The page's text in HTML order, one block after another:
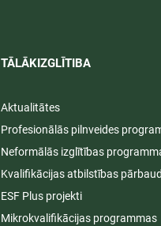
TĀLĀKIZGLĪTIBA
Aktualitātes
Profesionālās pilnveides
Neformālās izglītības
Kvalifikācijas atbilstības
ESF Plus projekti
Mikrokvalifikācijas programmas